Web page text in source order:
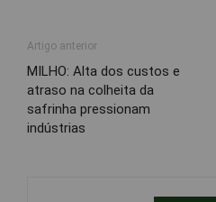
Artigo anterior
MILHO: Alta dos custos e
atraso na colheita da
safrinha pressionam
indústrias